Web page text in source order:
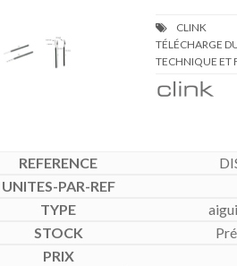
TÉLÉCHARGE
TECHNIQUE ET